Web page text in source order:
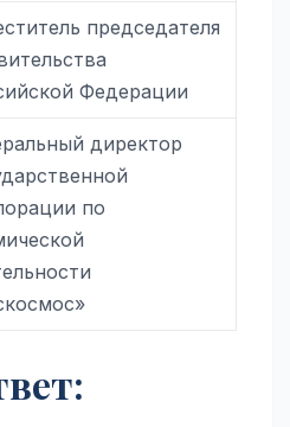
председателя
Федерации
директор
по